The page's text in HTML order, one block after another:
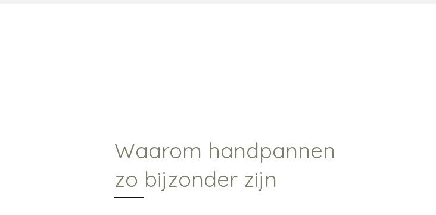
Waarom handpannen
zo bijzonder zijn